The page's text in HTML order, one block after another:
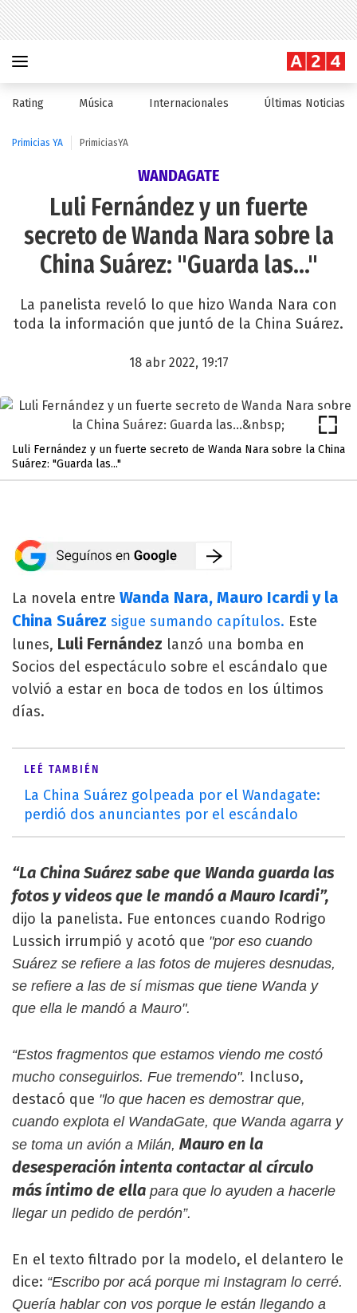
Rating Música Internacionales Últimas Noticias
Primicias YA PrimiciasYA
WANDAGATE
Luli Fernández y un fuerte
secreto de Wanda Nara sobre la
China Suárez: "Guarda las..."
La panelista reveló lo que hizo Wanda Nara con
toda la información que juntó de la China Suárez.
18 abr 2022, 19:17
Luli Fernández y un fuerte secreto de Wanda Nara sobre la China
Suárez: "Guarda las..."
La novela entre Wanda Nara, Mauro Icardi y la
China Suárez sigue sumando capítulos. Este
lunes, Luli Fernández lanzó una bomba en
Socios del espectáculo sobre el escándalo que
volvió a estar en boca de todos en los últimos
días.
LEÉ TAMBIÉN
La China Suárez golpeada por el Wandagate:
perdió dos anunciantes por el escándalo
“La China Suárez sabe que Wanda guarda las
fotos y videos que le mandó a Mauro Icardi”,
dijo la panelista. Fue entonces cuando Rodrigo
Lussich irrumpió y acotó que "por eso cuando
Suárez se refiere a las fotos de mujeres desnudas,
se refiere a las de sí mismas que tiene Wanda y
que ella le mandó a Mauro".
“Estos fragmentos que estamos viendo me costó
mucho conseguirlos. Fue tremendo". Incluso,
destacó que "lo que hacen es demostrar que,
cuando explota el WandaGate, que Wanda agarra y
se toma un avión a Milán, Mauro en la
desesperación intenta contactar al círculo
más íntimo de ella para que lo ayuden a hacerle
llegar un pedido de perdón”.
En el texto filtrado por la modelo, el delantero le
dice: “Escribo por acá porque mi Instagram lo cerré.
Quería hablar con vos porque le están llegando a